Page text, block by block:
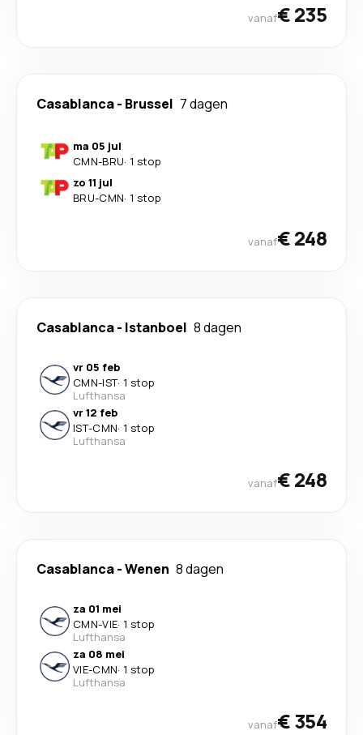
vanaf€ 235
Casablanca- Brussel 7 dagen
ma 05 jul
CMN-BRU· 1 stop
zo 11 jul
BRU-CMN· 1 stop
vanaf€ 248
Casablanca- Istanboel 8 dagen
vr 05 feb
CMN-IST· 1 stop
Lufthansa
vr 12 feb
IST-CMN· 1 stop
Lufthansa
vanaf€ 248
Casablanca-Wenen 8 dagen
za 01 mei
CMN-VIE· 1 stop
Lufthansa
za 08 mei
VIE-CMN· 1 stop
Lufthansa
vanaf€ 354